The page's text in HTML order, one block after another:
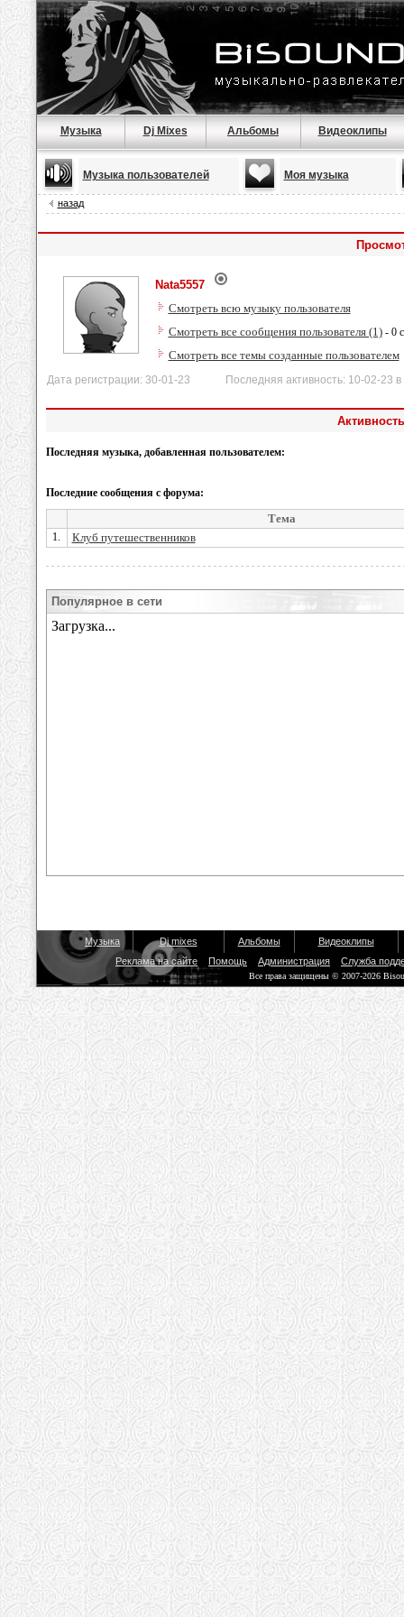
Музыка Dj Mixes Альбомы Видеоклипы
Музыка пользователей Моя музыка
назад
Nata5557
Смотреть всю музыку пользователя
Смотреть все сообщения пользователя (1)- 0
Смотреть все темы созданные пользователем
Дата регистрации: 30-01-23 Последняя активность: 10-02-23 в
Последняя музыка, добавленная пользователем:
Последние сообщения с форума:
Тема
1. Клуб путешественников
Популярное в сети
Музыка Dj mixes Альбомы
Видеоклипы
Реклама на сайте
Помощь Администрация Служба
Все права защищены © 2007-2026